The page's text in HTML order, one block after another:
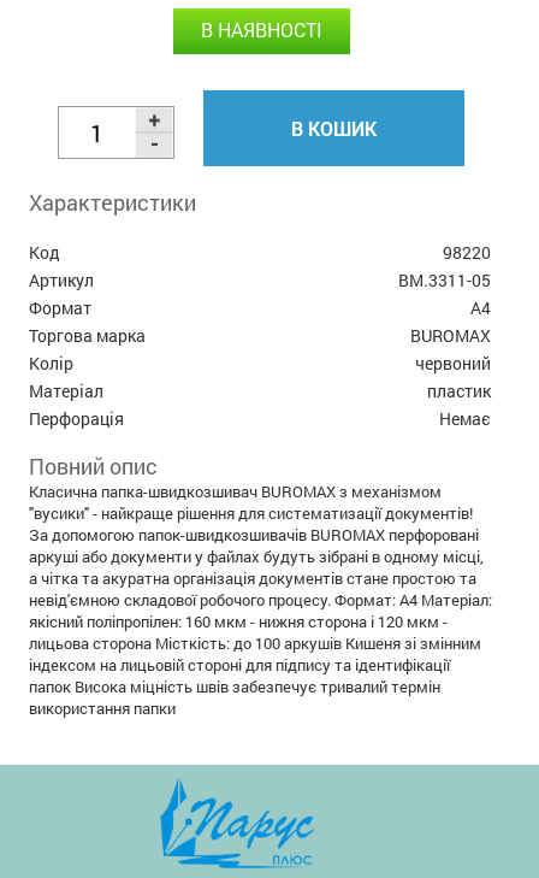
В НАЯВНОСТІ
В КОШИК
Характеристики
Код
98220
Артикул
BM.3311-05
Формат
А4
Торгова марка
BUROMAX
Колір
червоний
Матеріал
пластик
Перфорація
Немає
Повний опис
Класична папка-швидкозшивач BUROMAX з механізмом
"вусики" - найкраще рішення для систематизації документів!
За допомогою папок-швидкозшивачів BUROMAX перфоровані
аркуші або документи у файлах будуть зібрані в одному місці,
а чітка та акуратна організація документів стане простою та
невід'ємною складової робочого процесу. Формат: А4 Матеріал:
якісний поліпропілен: 160 мкм - нижня сторона і 120 мкм -
лицьова сторона Місткість: до 100 аркушів Кишеня зі змінним
індексом на лицьовій стороні для підпису та ідентифікації
папок Висока міцність швів забезпечує тривалий термін
використання папки